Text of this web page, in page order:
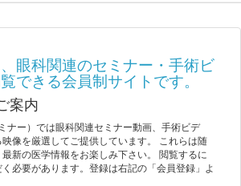
眼科関連のセミナー・手術ビ
できる会員制サイトです。
案内
ナー）では眼科関連セミナー動画、手術ビデ
像を厳選してご提供しています。 これらは随
新の医学情報をお楽しみ下さい。 閲覧するに
必要があります。登録は右記の「会員登録」よ